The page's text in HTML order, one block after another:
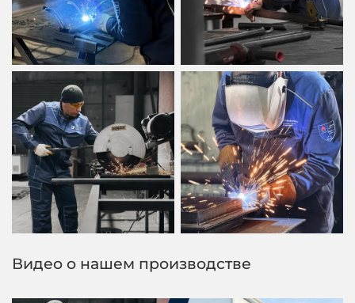
Видео о нашем производстве